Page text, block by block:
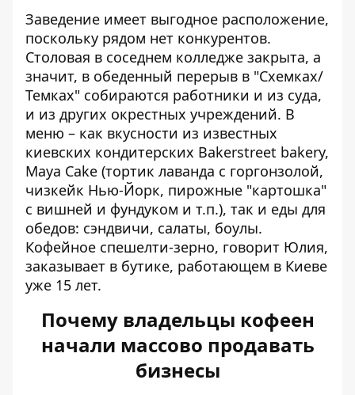
Заведение имеет выгодное расположение,
поскольку рядом нет конкурентов.
Столовая в соседнем колледже закрыта, а
значит, в обеденный перерыв в "Схемках/
Темках" собираются работники и из суда,
и из других окрестных учреждений. В
меню – как вкусности из известных
киевских кондитерских Bakerstreet bakery,
Maya Cake (тортик лаванда с горгонзолой,
чизкейк Нью-Йорк, пирожные "картошка"
с вишней и фундуком и т.п.), так и еды для
обедов: сэндвичи, салаты, боулы.
Кофейное спешелти-зерно, говорит Юлия,
заказывает в бутике, работающем в Киеве
уже 15 лет.
Почему владельцы кофеен
начали массово продавать
бизнесы